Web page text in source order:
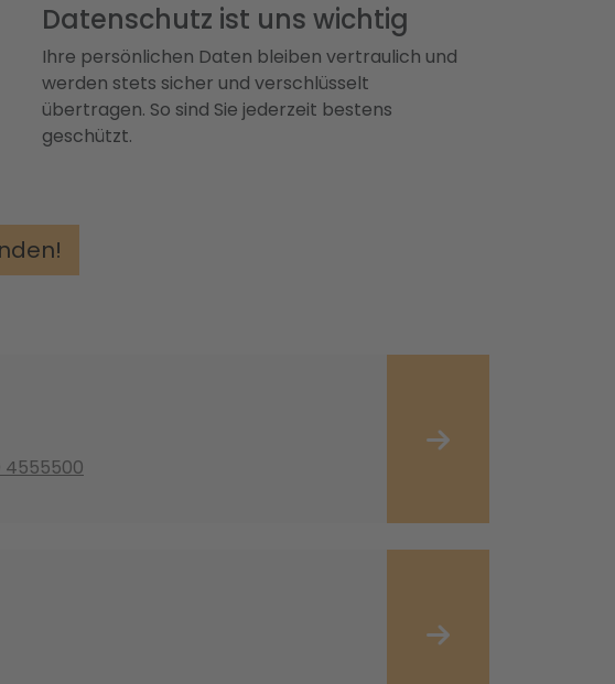
Datenschutz ist uns wichtig
Ihre persönlichen Daten bleiben vertraulich und
werden stets sicher und verschlüsselt
übertragen. So sind Sie jederzeit bestens
geschützt.
4555500